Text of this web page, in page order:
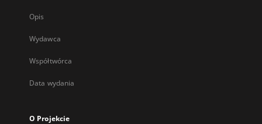
Opis
Wydawca
Współtwórca
Data wydania
O Projekcie